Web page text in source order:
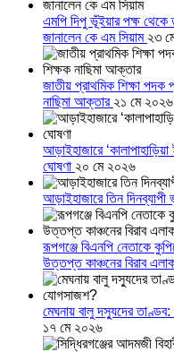
এমপি দিপু ভূঁইয়ার পক্ষ
জানালেন কে এম সিয়াম ২৩
জাতীয় প্রাথমিক শিক্ষা পদক
নাছিমা আক্তার ২১ মে ২০২৬
আড়াইহাজারে
ঘোষণা ২০ মে ২০২৬
আড়াইহাজারে তিন
রূপগঞ্জে বিএনপি নেতাকে
উত্তপ্ত কাঞ্চনের বিরাব
মেঘনায় বালু দস্যুদের
১৭ মে ২০২৬